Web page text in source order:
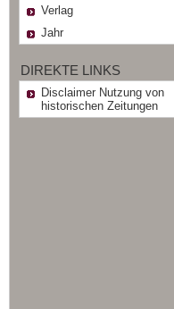
Verlag
Jahr
DIREKTE LINKS
Disclaimer Nutzung von
historischen Zeitungen